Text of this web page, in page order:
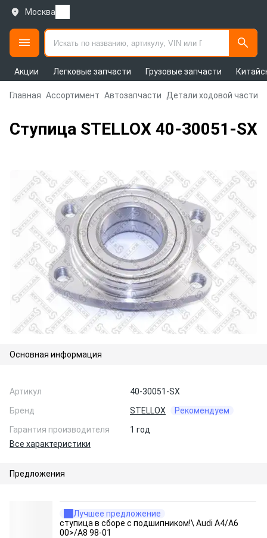
Москва
Акции Легковые запчасти Грузовые запчасти
Главная Ассортимент Автозапчасти Детали ходовой части и
Ступица STELLOX 40-30051-SX
Основная информация
Артикул
40-30051-SX
Бренд
STELLOX
Рекомендуем
Гарантия производителя
1 год
Все характеристики
Предложения
Лучшее предложение
ступица в сборе с подшипником!\ Audi A4/A6
00>/A8 98-01